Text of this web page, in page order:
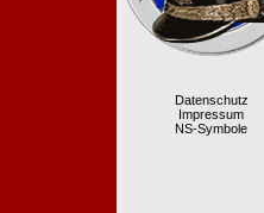
Datenschutz
Impressum
NS-Symbole